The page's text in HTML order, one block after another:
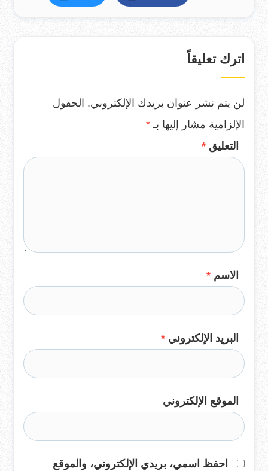
اترك تعليقاً
لن يتم نشر عنوان بريدك الإلكتروني. الحقول
الإلزامية مشار إليها بـ *
التعليق *
الاسم *
البريد الإلكتروني *
الموقع الإلكتروني
احفظ اسمي، بريدي الإلكتروني، والموقع